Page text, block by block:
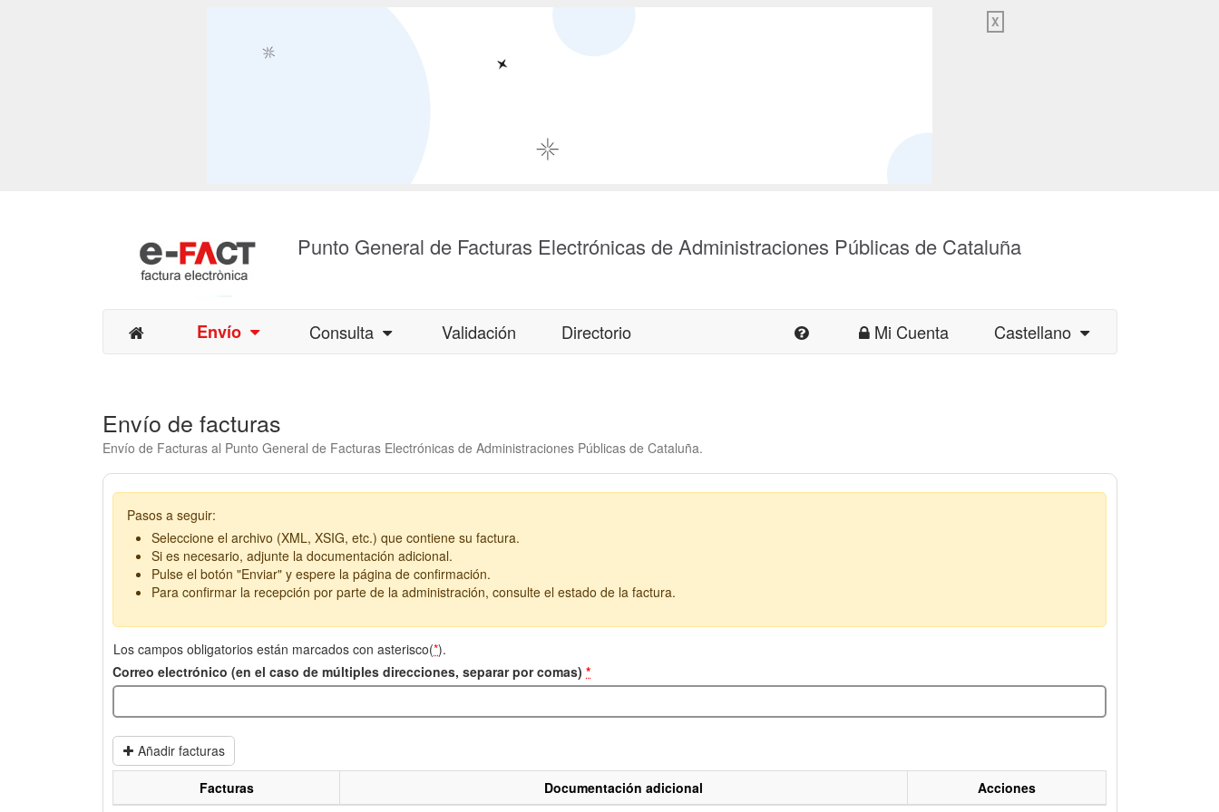
X
Punto General de Facturas Electrónicas de Administraciones Públicas de Cataluña
Envío Consulta Validación Directorio Mi Cuenta Castellano
Envío de facturas
Envío de Facturas al Punto General de Facturas Electrónicas de Administraciones Públicas de Cataluña.
Pasos a seguir:
Seleccione el archivo (XML, XSIG, etc.) que contiene su factura.
Si es necesario, adjunte la documentación adicional.
Pulse el botón "Enviar" y espere la página de confirmación.
Para confirmar la recepción por parte de la administración, consulte el estado de la factura.
Los campos obligatorios están marcados con asterisco(*).
Correo electrónico (en el caso de múltiples direcciones, separar por comas) *
Añadir facturas
Facturas Documentación adicional Acciones